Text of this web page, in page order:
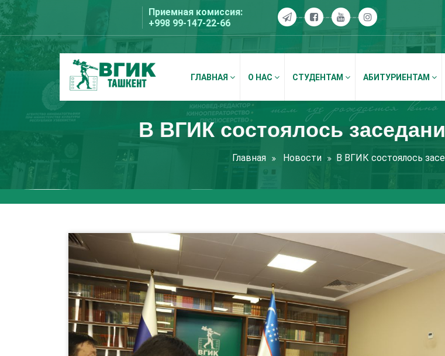
Перейти
к
содержимому
Приемная комиссия:
+998 99-147-22-66
ВГИК Ташкент
ГЛАВНАЯ О НАС СТУДЕНТАМ АБИТУРИЕНТАМ
В ВГИК состоялось
Главная Новости В ВГИК состоялось